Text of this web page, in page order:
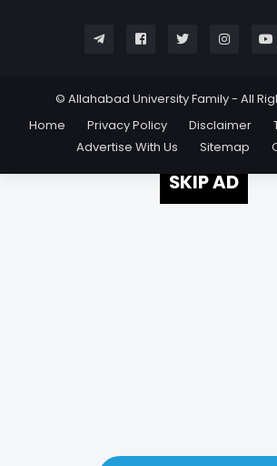
© Allahabad University Family - All
Home
Privacy Policy Disclaimer
Advertise With Us
Sitemap
SKIP AD